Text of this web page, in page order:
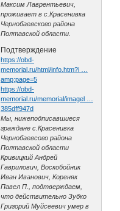
Максим Лаврентьевич,
проживает в с.Красенивка
Чернобаевского района
Полтавской области.
Подтверждение
https://obd-
memorial.ru/html/info.htm?i …
amp;page=5
https://obd-
memorial.ru/memorial/imagel …
385dff947d
Мы, нижеподписавшиеся
граждане с.Красенивка
Чернобаевсого района
Полтавской области
Кривицкий Андрей
Гаврилович, Воскобойник
Иван Иванович, Кореняк
Павел П., подтверждаем,
что действительно Зубко
Григорий Муйсеевич умер в